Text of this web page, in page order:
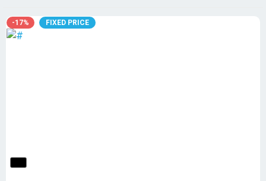
-17% FIXED PRICE